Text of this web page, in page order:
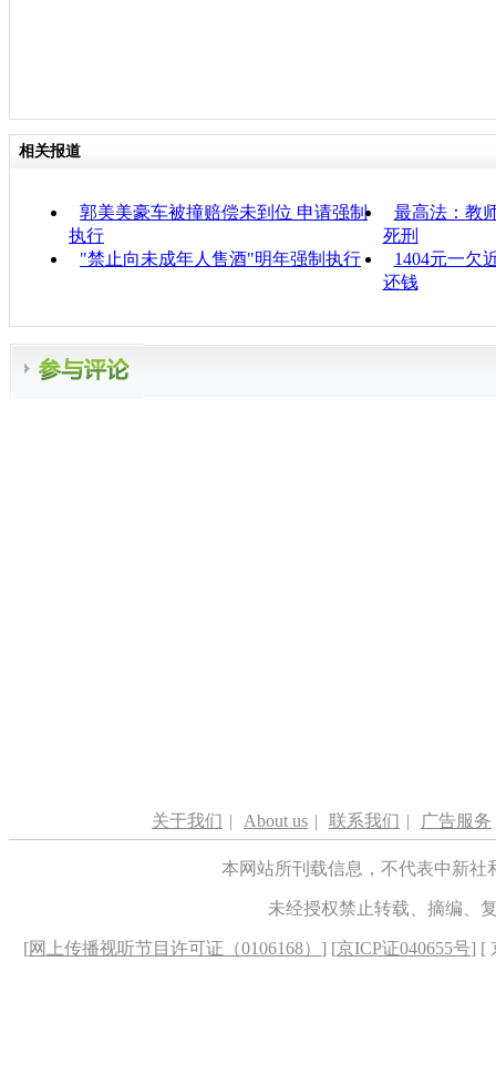
相关报道
郭美美豪车被撞赔偿未到位 申请强制
执行
最高法：教
死刑
"禁止向未成年人售酒"明年强制执行
1404元一欠
还钱
关于我们 | About us | 联系我们 | 广告服务
本网站所刊载信息，不代表中新
未经授权禁止转载、摘编、
[网上传播视听节目许可证（0106168） ] [京ICP证040655号] [